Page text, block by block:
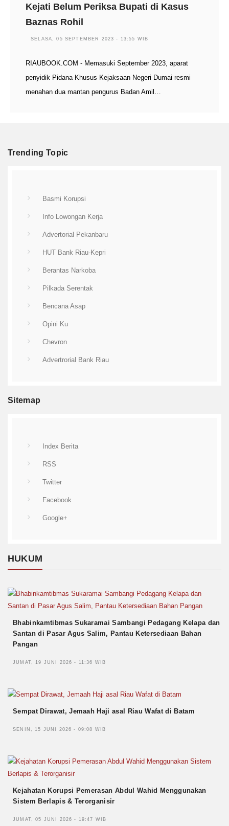
Kejati Belum Periksa Bupati di Kasus
Baznas Rohil
SELASA, 05 SEPTEMBER 2023 - 13:55 WIB
RIAUBOOK.COM - Memasuki September 2023, aparat
penyidik Pidana Khusus Kejaksaan Negeri Dumai resmi
menahan dua mantan pengurus Badan Amil…
Trending Topic
Basmi Korupsi
Info Lowongan Kerja
Advertorial Pekanbaru
HUT Bank Riau-Kepri
Berantas Narkoba
Pilkada Serentak
Bencana Asap
Opini Ku
Chevron
Advertrorial Bank Riau
Sitemap
Index Berita
RSS
Twitter
Facebook
Google+
HUKUM
Bhabinkamtibmas Sukaramai Sambangi Pedagang Kelapa dan
Santan di Pasar Agus Salim, Pantau Ketersediaan Bahan
Pangan
JUMAT, 19 JUNI 2026 - 11:36 WIB
Sempat Dirawat, Jemaah Haji asal Riau Wafat di Batam
SENIN, 15 JUNI 2026 - 09:08 WIB
Kejahatan Korupsi Pemerasan Abdul Wahid Menggunakan
Sistem Berlapis & Terorganisir
JUMAT, 05 JUNI 2026 - 19:47 WIB